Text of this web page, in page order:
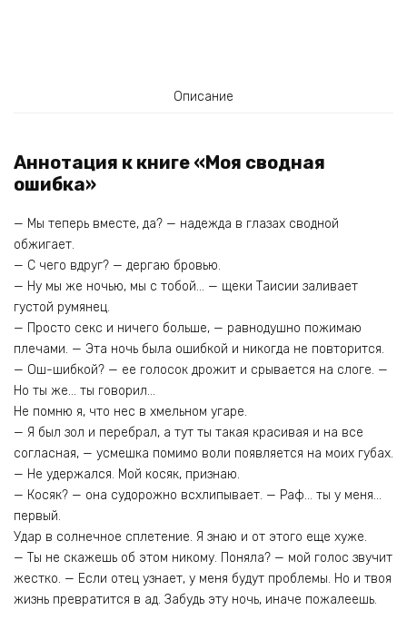
Описание
Аннотация к книге «Моя сводная
ошибка»
— Мы теперь вместе, да? — надежда в глазах сводной
обжигает.
— С чего вдруг? — дергаю бровью.
— Ну мы же ночью, мы с тобой… — щеки Таисии заливает
густой румянец.
— Просто секс и ничего больше, — равнодушно пожимаю
плечами. — Эта ночь была ошибкой и никогда не повторится.
— Ош-шибкой? — ее голосок дрожит и срывается на слоге. —
Но ты же… ты говорил…
Не помню я, что нес в хмельном угаре.
— Я был зол и перебрал, а тут ты такая красивая и на все
согласная, — усмешка помимо воли появляется на моих губах.
— Не удержался. Мой косяк, признаю.
— Косяк? — она судорожно всхлипывает. — Раф… ты у меня…
первый.
Удар в солнечное сплетение. Я знаю и от этого еще хуже.
— Ты не скажешь об этом никому. Поняла? — мой голос звучит
жестко. — Если отец узнает, у меня будут проблемы. Но и твоя
жизнь превратится в ад. Забудь эту ночь, иначе пожалеешь.